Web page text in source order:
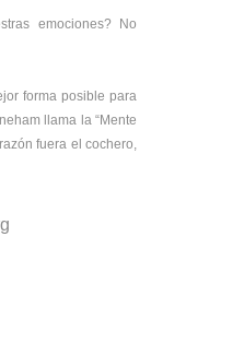
emociones? No
forma posible para
llama la “Mente
fuera el cochero,